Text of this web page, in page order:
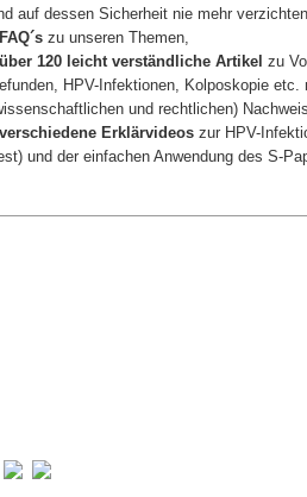
auf dessen Sicherheit nie mehr
FAQ´s zu unseren Themen,
über 120 leicht verständliche Artikel zu
HPV-Infektionen, Kolposkopie etc.
und rechtlichen)
verschiedene Erklärvideos zur HPV-
und der einfachen Anwendung des S-